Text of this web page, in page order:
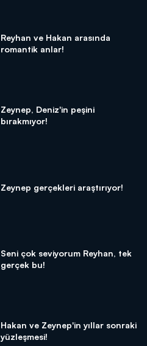
Reyhan ve Hakan arasında
romantik anlar!
Zeynep, Deniz'in peşini
bırakmıyor!
Zeynep gerçekleri araştırıyor!
Seni çok seviyorum Reyhan, tek
gerçek bu!
Hakan ve Zeynep'in yıllar sonraki
yüzleşmesi!